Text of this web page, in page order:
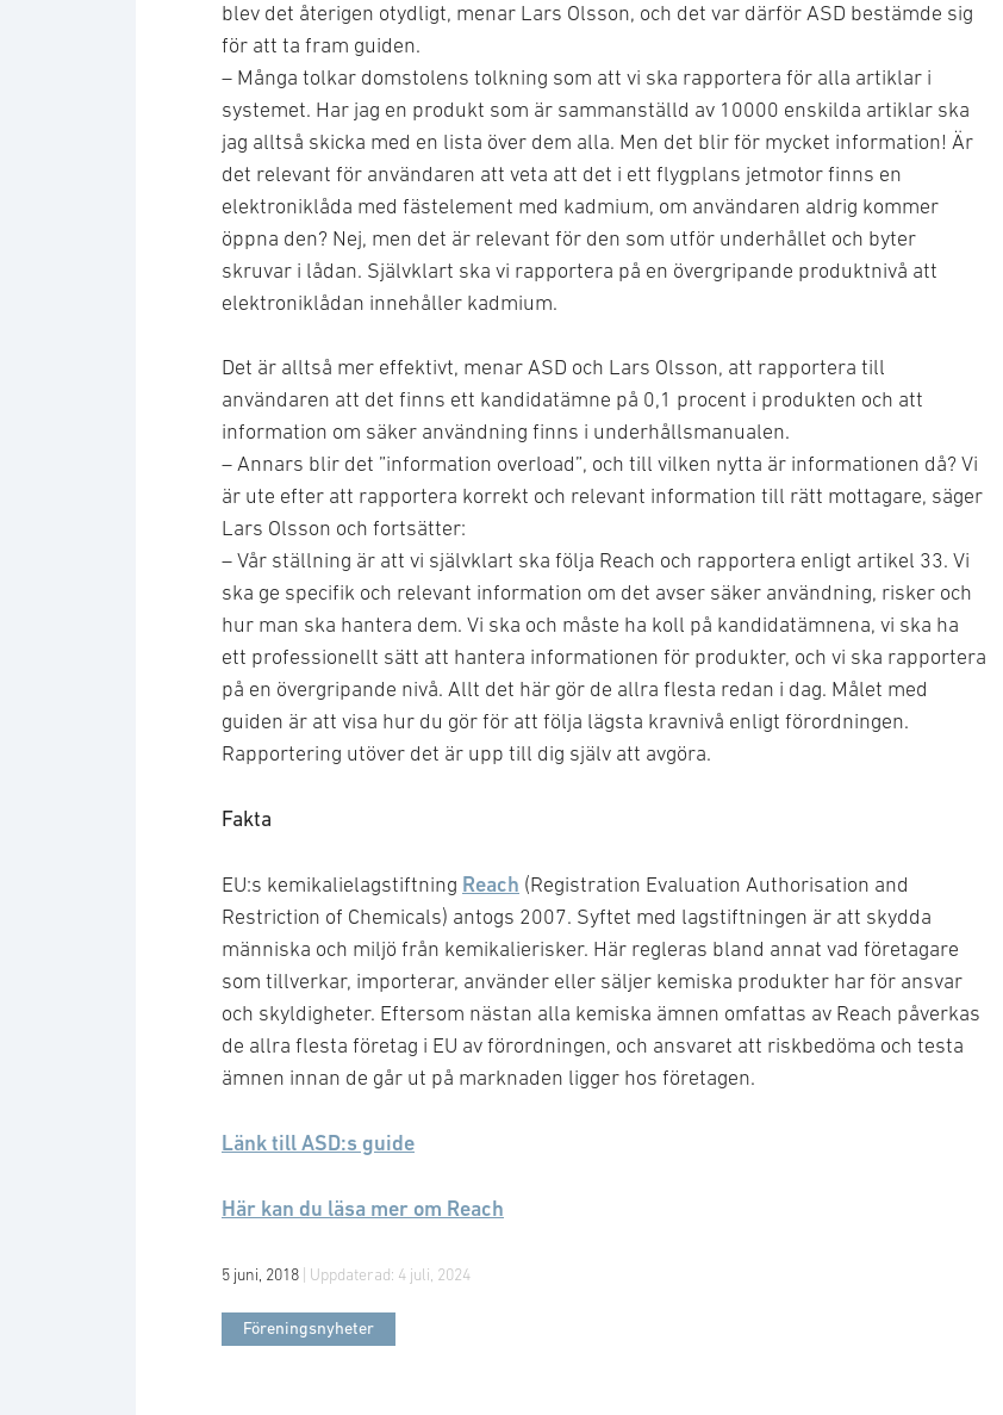
blev det återigen otydligt, menar Lars Olsson, och det var därför ASD bestämde sig
för att ta fram guiden.
– Många tolkar domstolens tolkning som att vi ska rapportera för alla artiklar i
systemet. Har jag en produkt som är sammanställd av 10000 enskilda artiklar ska
jag alltså skicka med en lista över dem alla. Men det blir för mycket information! Är
det relevant för användaren att veta att det i ett flygplans jetmotor finns en
elektroniklåda med fästelement med kadmium, om användaren aldrig kommer
öppna den? Nej, men det är relevant för den som utför underhållet och byter
skruvar i lådan. Självklart ska vi rapportera på en övergripande produktnivå att
elektroniklådan innehåller kadmium.
Det är alltså mer effektivt, menar ASD och Lars Olsson, att rapportera till
användaren att det finns ett kandidatämne på 0,1 procent i produkten och att
information om säker användning finns i underhållsmanualen.
– Annars blir det ”information overload”, och till vilken nytta är informationen då? Vi
är ute efter att rapportera korrekt och relevant information till rätt mottagare, säger
Lars Olsson och fortsätter:
– Vår ställning är att vi självklart ska följa Reach och rapportera enligt artikel 33. Vi
ska ge specifik och relevant information om det avser säker användning, risker och
hur man ska hantera dem. Vi ska och måste ha koll på kandidatämnena, vi ska ha
ett professionellt sätt att hantera informationen för produkter, och vi ska rapportera
på en övergripande nivå. Allt det här gör de allra flesta redan i dag. Målet med
guiden är att visa hur du gör för att följa lägsta kravnivå enligt förordningen.
Rapportering utöver det är upp till dig själv att avgöra.
Fakta
EU:s kemikalielagstiftning Reach (Registration Evaluation Authorisation and
Restriction of Chemicals) antogs 2007. Syftet med lagstiftningen är att skydda
människa och miljö från kemikalierisker. Här regleras bland annat vad företagare
som tillverkar, importerar, använder eller säljer kemiska produkter har för ansvar
och skyldigheter. Eftersom nästan alla kemiska ämnen omfattas av Reach påverkas
de allra flesta företag i EU av förordningen, och ansvaret att riskbedöma och testa
ämnen innan de går ut på marknaden ligger hos företagen.
Länk till ASD:s guide
Här kan du läsa mer om Reach
5 juni, 2018 | Uppdaterad: 4 juli, 2024
Föreningsnyheter